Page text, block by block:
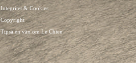
Integritet & Cookies
Copyright
Tipsa en vän om Le Chien